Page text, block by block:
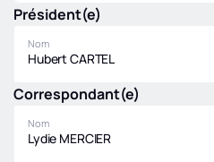
Président(e)
Nom
Hubert CARTEL
Correspondant(e)
Nom
Lydie MERCIER